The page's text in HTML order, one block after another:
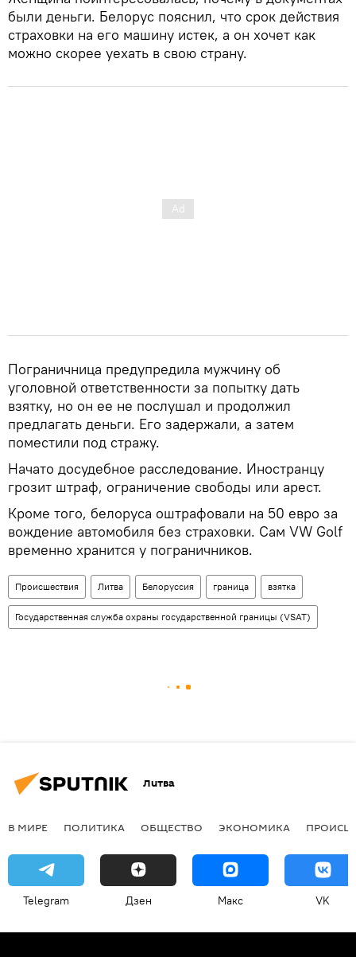
были деньги. Белорус пояснил, что срок действия
страховки на его машину истек, а он хочет как
можно скорее уехать в свою страну.
Пограничница предупредила мужчину об
уголовной ответственности за попытку дать
взятку, но он ее не послушал и продолжил
предлагать деньги. Его задержали, а затем
поместили под стражу.
Начато досудебное расследование. Иностранцу
грозит штраф, ограничение свободы или арест.
Кроме того, белоруса оштрафовали на 50 евро за
вождение автомобиля без страховки. Сам VW Golf
временно хранится у пограничников.
Происшествия Литва Белоруссия граница взятка
Государственная служба охраны государственной границы (VSAT)
Литва
В МИРЕ ПОЛИТИКА ОБЩЕСТВО ЭКОНОМИКА
Telegram Дзен Макс VK